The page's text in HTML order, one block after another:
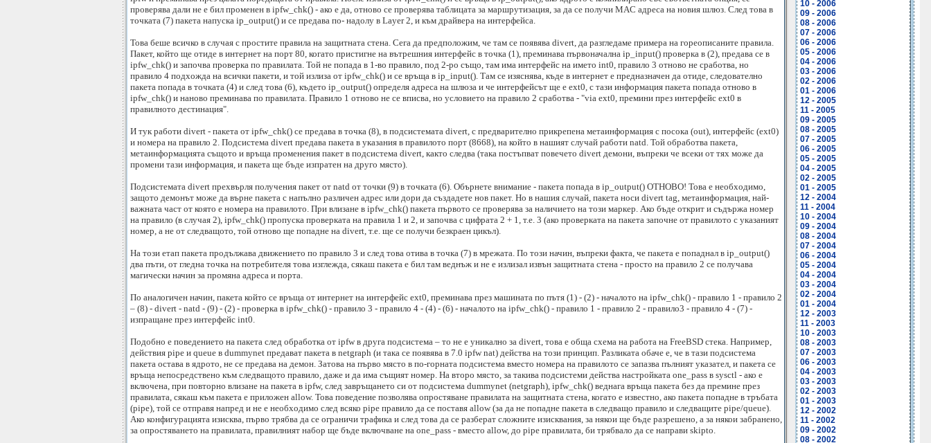
проверява дали не е бил променен в ipfw_chk() - ако е да, отново се проверява таблицата за маршрутизация, за да се получи MAC адреса на новия шлюз. След това в
точката (7) пакета напуска ip_output() и се предава по- надолу в Layer 2, и към драйвера на интерфейса.
Това беше всичко в случая с простите правила на защитната стена. Сега да предположим, че там се появява divert, да разгледаме примера на гореописаните правила.
Пакет, който ще отиде в интернет на порт 80, когато пристигне на вътрешния интерфейс в точка (1), преминава първоначална ip_input() проверка в (2), предава се в
ipfw_chk() и започва проверка по правилата. Той не попада в 1-во правило, под 2-ро също, там има интерфейс на името int0, правило 3 отново не сработва, но
правило 4 подхожда на всички пакети, и той излиза от ipfw_chk() и се връща в ip_input(). Там се изяснява, къде в интернет е предназначен да отиде, следователно
пакета попада в точката (4) и след това (6), където ip_output() определя адреса на шлюза и че интерфейсът ще е ext0, с тази информация пакета попада отново в
ipfw_chk() и наново преминава по правилата. Правило 1 отново не се вписва, но условието на правило 2 сработва - "via ext0, премини през интерфейс ext0 в
правилното дестинация".
И тук работи divert - пакета от ipfw_chk() се предава в точка (8), в подсистемата divert, с предварително прикрепена метаинформация с посока (out), интерфейс (ext0)
и номера на правило 2. Подсистема divert предава пакета в указания в правилото порт (8668), на който в нашият случай работи natd. Той обработва пакета,
метаинформацията същото и връща променения пакет в подсистема divert, както следва (така постъпват повечето divert демони, въпреки че всеки от тях може да
промени тази информация, и пакета ще бъде изпратен на друго място).
Подсистемата divert прехвърля получения пакет от natd от точки (9) в точката (6). Обърнете внимание - пакета попада в ip_output() ОТНОВО! Това е необходимо,
защото демонът може да върне пакета с напълно различен адрес или дори да създадете нов пакет. Но в нашия случай, пакета носи divert tag, метаинформация, най-
важната част от която е номера на правилото. При влизане в ipfw_chk() пакета първото се проверява за наличието на този маркер. Ако бъде открит и съдържа номер
на правило (в случая 2), ipfw_chk() пропуска проверката на правила 1 и 2, и започва с цифрата 2 + 1, т.е. 3 (ако проверката на пакета започне от правилото с указаният
номер, а не от следващото, той отново ще попадне на divert, т.е. ще се получи безкраен цикъл).
На този етап пакета продължава движението по правило 3 и след това отива в точка (7) в мрежата. По този начин, въпреки факта, че пакета е попаднал в ip_output()
два пъти, от гледна точка на потребителя това изглежда, сякаш пакета е бил там веднъж и не е излизал извън защитната стена - просто на правило 2 се получава
магически начин за промяна адреса и порта.
По аналогичен начин, пакета който се връща от интернет на интерфейс ext0, преминава през машината по пътя (1) - (2) - началото на ipfw_chk() - правило 1 - правило 2
– (8) - divert - natd - (9) - (2) - проверкa в ipfw_chk() - правило 3 - правило 4 - (4) - (6) - началото на ipfw_chk() - правило 1 - правило 2 - правило3 - правило 4 - (7) -
изпращане през интерфейс int0.
Подобно е поведението на пакета след обработка от ipfw в друга подсистема – то не е уникално за divert, това е обща схема на работа на FreeBSD стека. Например,
действия pipe и queue в dummynet предават пакета в netgraph (и така се появява в 7.0 ipfw nat) действа на този принцип. Разликата обаче е, че в тази подсистема
пакета остава в ядрото, не се предава на демон. Затова на първо място в по-горната подсистема вместо номера на правилото се запазва пълният указател, и пакета се
връща непосредствено към следващото правило, даже и да има същият номер. На второ място, за такива подсистеми действа настройката one_pass в sysctl - ако е
включена, при повторно влизане на пакета в ipfw, след завръщането си от подсистема dummynet (netgraph), ipfw_chk() веднага връща пакета без да премине през
правилата, сякаш към пакета е приложен allow. Това поведение позволява опростяване правилата на защитната стена, когато е известно, ако пакета попадне в тръбата
(pipe), той се отправя напред и не е необходимо след всяко pipe правило да се поставя allow (за да не попадне пакета в следващо правило и следващите pipe/queue).
Ако конфигурацията изисква, първо трябва да се ограничи трафика и след това да се разберат сложните изисквания, за някои ще бъде разрешено, а за някои забранено,
за опростяването на правилата, правилният набор ще бъде включване на one_pass - вместо allow, до pipe правилата, би трябвало да се направи skipto.
10 - 2006
09 - 2006
08 - 2006
07 - 2006
06 - 2006
05 - 2006
04 - 2006
03 - 2006
02 - 2006
01 - 2006
12 - 2005
11 - 2005
09 - 2005
08 - 2005
07 - 2005
06 - 2005
05 - 2005
04 - 2005
02 - 2005
01 - 2005
12 - 2004
11 - 2004
10 - 2004
09 - 2004
08 - 2004
07 - 2004
06 - 2004
05 - 2004
04 - 2004
03 - 2004
02 - 2004
01 - 2004
12 - 2003
11 - 2003
10 - 2003
08 - 2003
07 - 2003
06 - 2003
04 - 2003
03 - 2003
02 - 2003
01 - 2003
12 - 2002
11 - 2002
09 - 2002
08 - 2002